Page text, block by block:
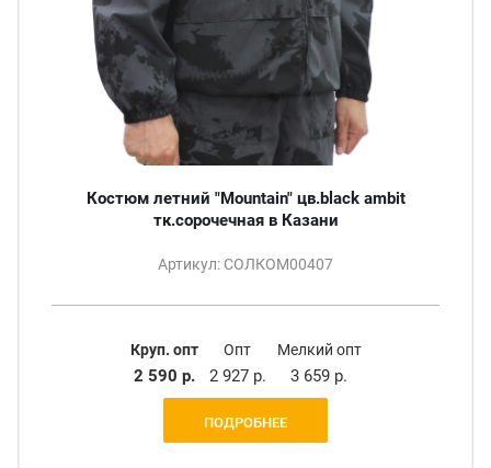
Костюм летний "Mountain" цв.black ambit
тк.сорочечная в Казани
Артикул: СОЛКОМ00407
Круп. опт
2 590 р.
Опт
2 927 р.
Мелкий опт
3 659 р.
ПОДРОБНЕЕ